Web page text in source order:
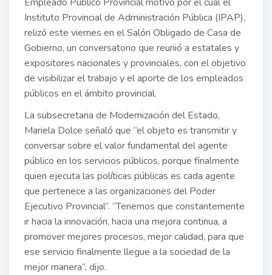
Instituto Provincial de Administración Pública (IPAP),
relizó este viernes en el Salón Obligado de Casa de
Gobierno, un conversatorio que reunió a estatales y
expositores nacionales y provinciales, con el objetivo
de visibilizar el trabajo y el aporte de los empleados
públicos en el ámbito provincial.
La subsecretaria de Modernización del Estado,
Mariela Dolce señaló que “el objeto es transmitir y
conversar sobre el valor fundamental del agente
público en los servicios públicos, porque finalmente
quien ejecuta las políticas públicas es cada agente
que pertenece a las organizaciones del Poder
Ejecutivo Provincial”. “Tenemos que constantemente
ir hacia la innovación, hacia una mejora continua, a
promover mejores procesos, mejor calidad, para que
ese servicio finalmente llegue a la sociedad de la
mejor manera”, dijo.